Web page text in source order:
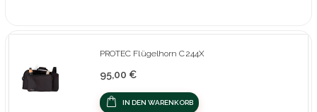
PROTEC Flügelhorn C244X
95,00 €
IN DEN WARENKORB